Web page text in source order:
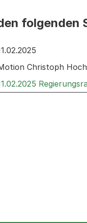
folgenden
Sitzungen:
Christoph